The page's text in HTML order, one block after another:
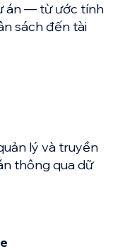
án — từ ước tính
sách đến tài
lý và truyền
thông qua dữ